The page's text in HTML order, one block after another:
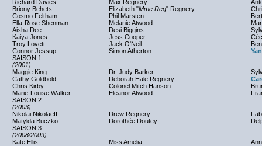
Richard Davies
Max Regnery
Briony Behets
Elizabeth "Mme Reg" Regnery
Cosmo Feltham
Phil Marsten
Ella-Rose Shenman
Melanie Atwood
Aisha Dee
Desi Biggins
Kaiya Jones
Jess Cooper
Troy Lovett
Jack O'Neil
Connor Jessup
Simon Atherton
SAISON 1
(2001)
Maggie King
Dr. Judy Barker
Cathy Goldbold
Deborah Hale Regnery
Chris Kirby
Colonel Mitch Hanson
Marie-Louise Walker
Eleanor Atwood
SAISON 2
(2003)
Nikolai Nikolaeff
Drew Regnery
Matylda Buczko
Dorothée Doutey
SAISON 3
(2008/2009)
Kate Ellis
Miss Amelia